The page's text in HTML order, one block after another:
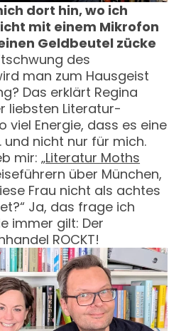
dort hin, wo ich
mit einem Mikrofon
Geldbeutel zücke
des
man zum Hausgeist
Das erklärt Regina
liebsten Literatur-
viel Energie, dass es eine
und nicht nur für mich.
mir: „Literatur Moths
über München,
Frau nicht als achtes
Ja, das frage ich
immer gilt: Der
ROCKT!